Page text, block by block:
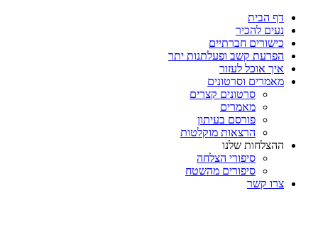
דף הבית
נעים להכיר
כישורים חברתיים
הפרעת קשב ופעלתנות יתר
איך אוכל לעזור
מאמרים וסרטונים
סרטונים קצרים
מאמרים
פורסם בעיתון
הרצאות מוקלטות
ההצלחות שלנו
סיפורי הצלחה
סיפורים מהשטח
צרו קשר